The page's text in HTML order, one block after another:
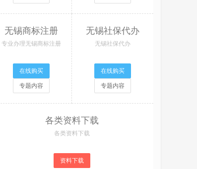
无锡商标注册
专业办理无锡商标注册
在线购买
专题内容
无锡社保代办
无锡社保代办
在线购买
专题内容
各类资料下载
各类资料下载
资料下载